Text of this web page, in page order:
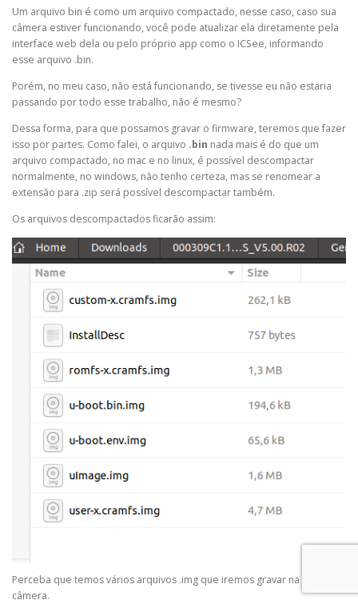
Um arquivo bin é como um arquivo compactado, nesse caso, caso sua
câmera estiver funcionando, você pode atualizar ela diretamente pela
interface web dela ou pelo próprio app como o ICSee, informando
esse arquivo .bin.
Porém, no meu caso, não está funcionando, se tivesse eu não estaria
passando por todo esse trabalho, não é mesmo?
Dessa forma, para que possamos gravar o firmware, teremos que fazer
isso por partes. Como falei, o arquivo .bin nada mais é do que um
arquivo compactado, no mac e no linux, é possível descompactar
normalmente, no windows, não tenho certeza, mas se renomear a
extensão para .zip será possível descompactar também.
Os arquivos descompactados ficarão assim:
Perceba que temos vários arquivos .img que iremos gravar na nossa
câmera.